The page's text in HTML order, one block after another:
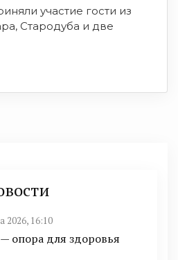
участие гости из
Стародуба и две
2026, 16:10
опора для здоровья